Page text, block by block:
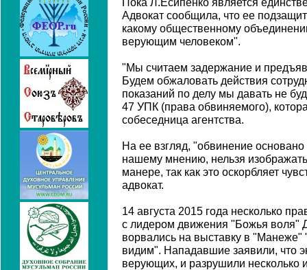
Пока Л.Есипенко является
Адвокат сообщила, что ее
какому общественному
верующим человеком".
"Мы считаем задержание и
Будем обжаловать действия
показаний по делу мы давать не
47 УПК (права обвиняемого),
собеседница агентства.
На ее взгляд, "обвинение
нашему мнению, нельзя
манере, так как это оскорбляет
адвокат.
14 августа 2015 года несколько
с лидером движения "Божья
ворвались на выставку в
видим". Нападавшие заявили, что
верующих, и разрушили несколько